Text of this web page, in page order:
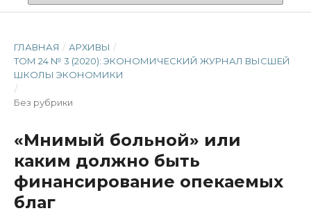
ГЛАВНАЯ / АРХИВЫ /
ТОМ 24 № 3 (2020): ЭКОНОМИЧЕСКИЙ ЖУРНАЛ ВЫСШЕЙ
ШКОЛЫ ЭКОНОМИКИ
/
Без рубрики
«Мнимый больной» или
каким должно быть
финансирование опекаемых
благ